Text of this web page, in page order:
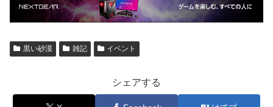
黒い砂漠 雑記 イベント
シェアする